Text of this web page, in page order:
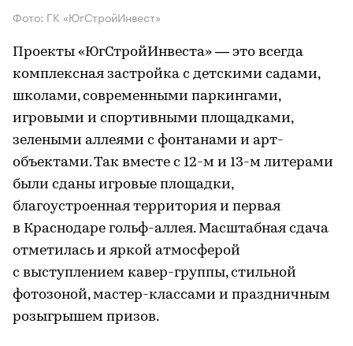
Фото: ГК «ЮгСтройИнвест»
Проекты «ЮгСтройИнвеста» — это всегда
комплексная застройка с детскими садами,
школами, современными паркингами,
игровыми и спортивными площадками,
зелеными аллеями с фонтанами и арт-
объектами. Так вместе с 12-м и 13-м литерами
были сданы игровые площадки,
благоустроенная территория и первая
в Краснодаре гольф-аллея. Масштабная сдача
отметилась и яркой атмосферой
с выступлением кавер-группы, стильной
фотозоной, мастер-классами и праздничным
розыгрышем призов.